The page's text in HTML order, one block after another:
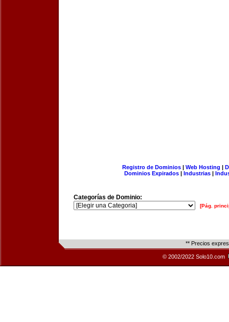
Registro de Dominios| Web Hosting |
Dominios Expirados | Industrias |
Categorías de Dominio:
[Pág.
** Precios
© 2002/2022 Solo10.com